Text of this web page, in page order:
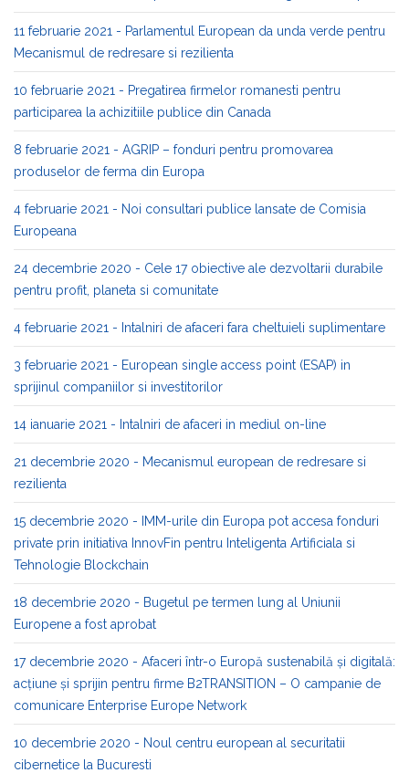
11 februarie 2021 - Parlamentul European da unda verde pentru
Mecanismul de redresare si rezilienta
10 februarie 2021 - Pregatirea firmelor romanesti pentru
participarea la achizitiile publice din Canada
8 februarie 2021 - AGRIP – fonduri pentru promovarea
produselor de ferma din Europa
4 februarie 2021 - Noi consultari publice lansate de Comisia
Europeana
24 decembrie 2020 - Cele 17 obiective ale dezvoltarii durabile
pentru profit, planeta si comunitate
4 februarie 2021 - Intalniri de afaceri fara cheltuieli suplimentare
3 februarie 2021 - European single access point (ESAP) in
sprijinul companiilor si investitorilor
14 ianuarie 2021 - Intalniri de afaceri in mediul on-line
21 decembrie 2020 - Mecanismul european de redresare si
rezilienta
15 decembrie 2020 - IMM-urile din Europa pot accesa fonduri
private prin initiativa InnovFin pentru Inteligenta Artificiala si
Tehnologie Blockchain
18 decembrie 2020 - Bugetul pe termen lung al Uniunii
Europene a fost aprobat
17 decembrie 2020 - Afaceri într-o Europă sustenabilă și digitală:
acțiune și sprijin pentru firme B2TRANSITION – O campanie de
comunicare Enterprise Europe Network
10 decembrie 2020 - Noul centru european al securitatii
cibernetice la Bucuresti